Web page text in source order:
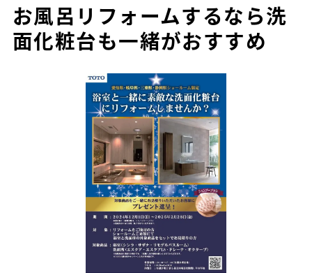
お風呂リフォームするなら洗
面化粧台も一緒がおすすめ